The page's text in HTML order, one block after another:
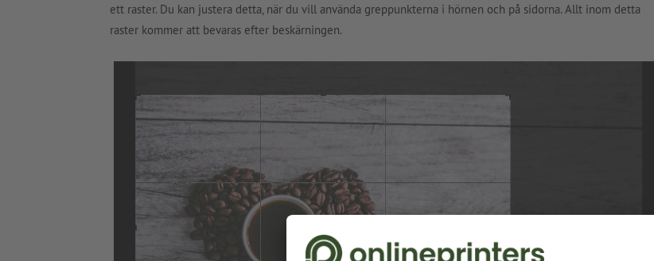
ett raster. Du kan justera detta, när du vill använda greppunkterna i hörnen och på sidorna. Allt inom detta
raster kommer att bevaras efter beskärningen.